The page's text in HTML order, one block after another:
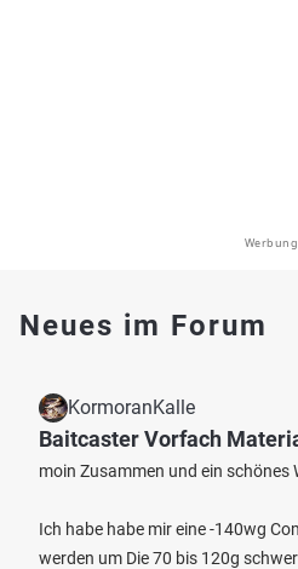
Werbung
Neues im Forum
KormoranKalle
Baitcaster Vorfach
moin Zusammen und ein schönes
Ich habe habe mir eine -140wg
werden um Die 70 bis 120g